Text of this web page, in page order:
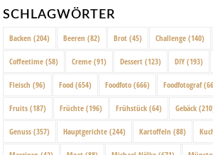
SCHLAGWÖRTER
Backen (204) Beeren (82) Brot (45) Challenge (140)
Coffeetime (58) Creme (91) Dessert (123) DIY (193)
Fleisch (96) Food (654) Foodfoto (666) Foodfotograf
Fruits (187) Früchte (196) Frühstück (64) Gebäck
Genuss (357) Hauptgerichte (244) Kartoffeln (88)